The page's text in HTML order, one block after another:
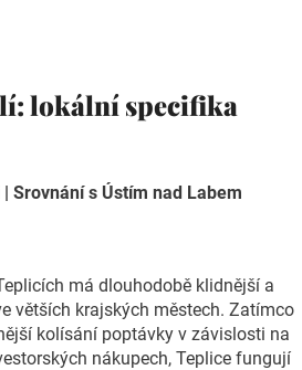
lokální specifika
Srovnání s Ústím nad Labem
má dlouhodobě klidnější a
větších krajských městech. Zatímco
kolísání poptávky v závislosti na
nákupech, Teplice fungují